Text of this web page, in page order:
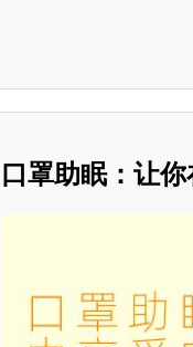
口罩助眠：让